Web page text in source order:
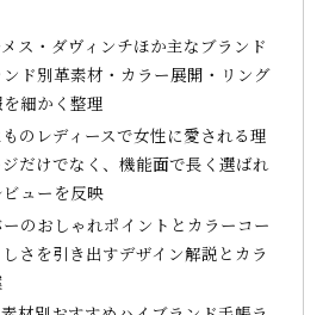
ス・ダヴィンチほか主なブランド
ド別革素材・カラー展開・リング
細かく整理
のレディースで女性に愛される理
だけでなく、機能面で長く選ばれ
ューを反映
のおしゃれポイントとカラーコー
さを引き出すデザイン解説とカラ